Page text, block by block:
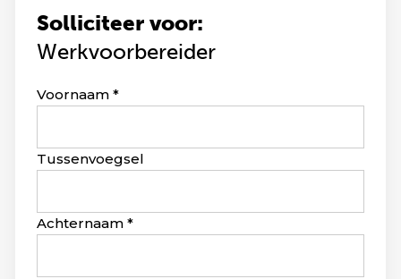
Solliciteer voor:
Werkvoorbereider
Leave
blank
Voornaam
Tussenvoegsel
Achternaam